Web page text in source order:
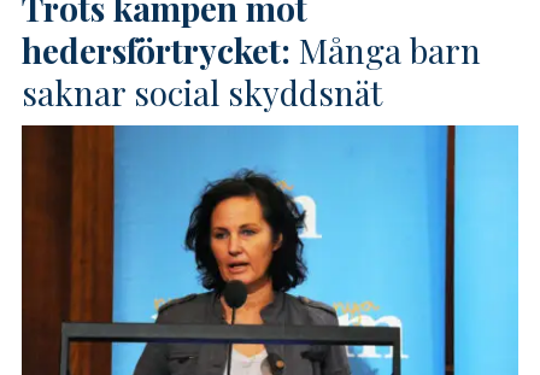
hedersförtrycket: Många barn
saknar social skyddsnät